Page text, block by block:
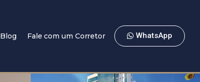
Blog Fale com um Corretor WhatsApp